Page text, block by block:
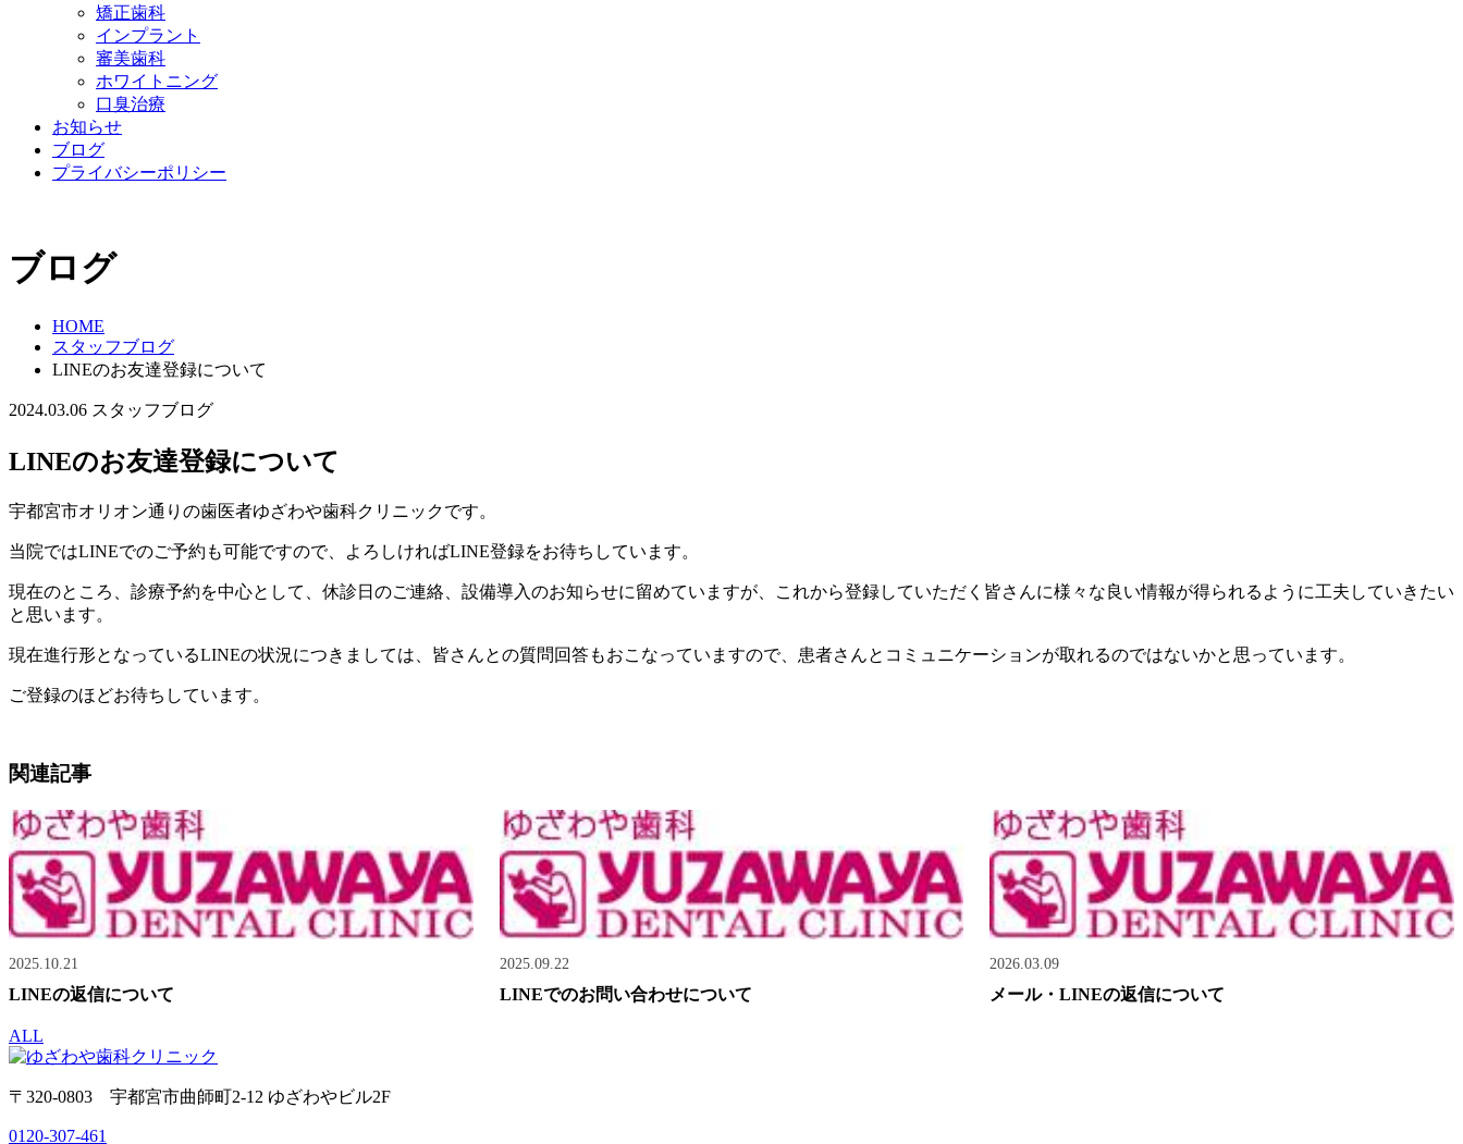
矯正歯科
インプラント
審美歯科
ホワイトニング
口臭治療
お知らせ
ブログ
プライバシーポリシー
ブログ
HOME
スタッフブログ
LINEのお友達登録について
2024.03.06 スタッフブログ
LINEのお友達登録について
宇都宮市オリオン通りの歯医者ゆざわや歯科クリニックです。
当院ではLINEでのご予約も可能ですので、よろしければLINE登録をお待ちしています。
現在のところ、診療予約を中心として、休診日のご連絡、設備導入のお知らせに留めていますが、これから登録していただく皆さんに様々な良い情報が得られるように工夫していきたい
と思います。
現在進行形となっているLINEの状況につきましては、皆さんとの質問回答もおこなっていますので、患者さんとコミュニケーションが取れるのではないかと思っています。
ご登録のほどお待ちしています。
関連記事
2025.10.21
LINEの返信について
2025.09.22
LINEでのお問い合わせについて
2026.03.09
メール・LINEの返信について
ALL
〒320-0803 宇都宮市曲師町2-12 ゆざわやビル2F
0120-307-461